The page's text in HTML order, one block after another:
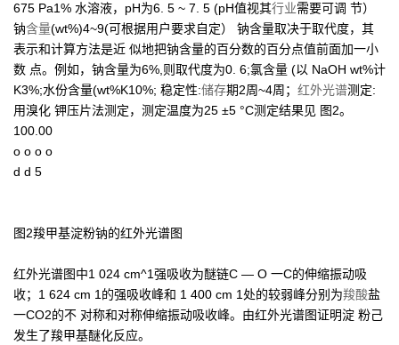
675 Pa1% 水溶液，pH为6. 5 ~ 7. 5 (pH值视其行业需要可调 节）
钠含量(wt%)4~9(可根据用户要求自定） 钠含量取决于取代度，其
表示和计算方法是近 似地把钠含量的百分数的百分点值前面加一小
数 点。例如，钠含量为6%,则取代度为0. 6;氯含量 (以 NaOH wt%计
K3%;水份含量(wt%K10%; 稳定性:储存期2周~4周； 红外光谱测定:
用溴化 钾压片法测定，测定温度为25 ±5 °C测定结果见 图2。
100.00
o o o o
d d 5
图2羧甲基淀粉钠的红外光谱图
红外光谱图中1 024 cm^1强吸收为醚链C — O 一C的伸缩振动吸
收；1 624 cm 1的强吸收峰和 1 400 cm 1处的较弱峰分别为羧酸盐
一CO2的不 对称和对称伸缩振动吸收峰。由红外光谱图证明淀 粉己
发生了羧甲基醚化反应。